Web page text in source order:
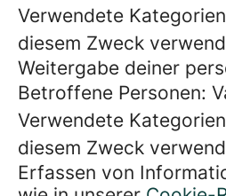
Verwendete
diesem Zweck
Weitergabe deiner
Betroffene Personen:
Verwendete
diesem Zweck
Erfassen von